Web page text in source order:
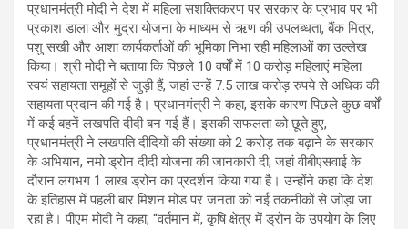
प्रधानमंत्री मोदी ने देश में महिला सशक्तिकरण पर सरकार के प्रभाव पर भी
प्रकाश डाला और मुद्रा योजना के माध्यम से ऋण की उपलब्धता, बैंक मित्र,
पशु सखी और आशा कार्यकर्ताओं की भूमिका निभा रही महिलाओं का उल्लेख
किया। श्री मोदी ने बताया कि पिछले 10 वर्षों में 10 करोड़ महिलाएं महिला
स्वयं सहायता समूहों से जुड़ी हैं, जहां उन्हें 7.5 लाख करोड़ रुपये से अधिक की
सहायता प्रदान की गई है। प्रधानमंत्री ने कहा, इसके कारण पिछले कुछ वर्षों
में कई बहनें लखपति दीदी बन गई हैं। इसकी सफलता को छूते हुए,
प्रधानमंत्री ने लखपति दीदियों की संख्या को 2 करोड़ तक बढ़ाने के सरकार
के अभियान, नमो ड्रोन दीदी योजना की जानकारी दी, जहां वीबीएसवाई के
दौरान लगभग 1 लाख ड्रोन का प्रदर्शन किया गया है। उन्होंने कहा कि देश
के इतिहास में पहली बार मिशन मोड पर जनता को नई तकनीकों से जोड़ा जा
रहा है। पीएम मोदी ने कहा, “वर्तमान में, कृषि क्षेत्र में ड्रोन के उपयोग के लिए